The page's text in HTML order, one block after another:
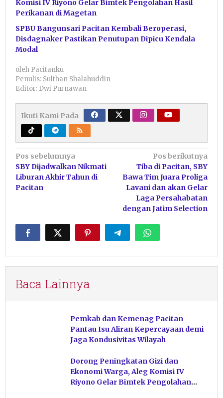
Komisi IV Riyono Gelar Bimtek Pengolahan Hasil
Perikanan di Magetan
SPBU Bangunsari Pacitan Kembali Beroperasi,
Disdagnaker Pastikan Penutupan Dipicu Kendala
Modal
oleh Pacitanku
Penulis: Sulthan Shalahuddin
Editor: Dwi Purnawan
Ikuti Kami Pada
Navigasi
pos
Pos sebelumnya
SBY Dijadwalkan Nikmati
Liburan Akhir Tahun di
Pacitan
Pos berikutnya
Tiba di Pacitan, SBY
Bawa Tim Juara Proliga
Lavani dan akan Gelar
Laga Persahabatan
dengan Jatim Selection
Baca Lainnya
Pemkab dan Kemenag Pacitan
Pantau Isu Aliran Kepercayaan demi
Jaga Kondusivitas Wilayah
Dorong Peningkatan Gizi dan
Ekonomi Warga, Aleg Komisi IV
Riyono Gelar Bimtek Pengolahan